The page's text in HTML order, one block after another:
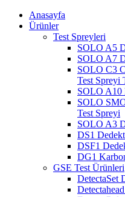
Anasayfa
Ürünler
Test Spreyleri
SOLO A5
SOLO A7
SOLO C3
Test Spreyi
SOLO A10
SOLO
Test Spreyi
SOLO A3
DS1
DSF1
DG1
GSE Test Ürünleri
DetectaSet